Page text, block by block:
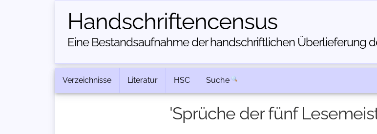
Handschriften­census
Eine Bestandsaufnahme der handschriftlichen Über­lieferung
Verzeichnisse Literatur HSC Suche
'Sprüche der fünf